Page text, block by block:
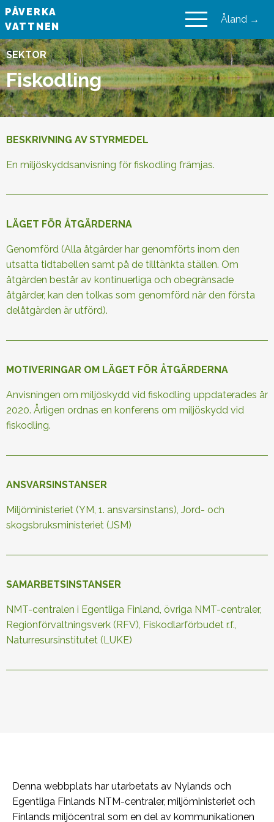
PÅVERKA
VATTNEN
Åland →
SEKTOR
Fiskodling
BESKRIVNING AV STYRMEDEL
En miljöskyddsanvisning för fiskodling främjas.
LÄGET FÖR ÅTGÄRDERNA
Genomförd (Alla åtgärder har genomförts inom den
utsatta tidtabellen samt på de tilltänkta ställen. Om
åtgärden består av kontinuerliga och obegränsade
åtgärder, kan den tolkas som genomförd när den första
delåtgärden är utförd).
MOTIVERINGAR OM LÄGET FÖR ÅTGÄRDERNA
Anvisningen om miljöskydd vid fiskodling uppdaterades år
2020. Årligen ordnas en konferens om miljöskydd vid
fiskodling.
ANSVARSINSTANSER
Miljöministeriet (YM, 1. ansvarsinstans), Jord- och
skogsbruksministeriet (JSM)
SAMARBETSINSTANSER
NMT-centralen i Egentliga Finland, övriga NMT-centraler,
Regionförvaltningsverk (RFV), Fiskodlarförbudet r.f.,
Naturresursinstitutet (LUKE)
Denna webbplats har utarbetats av Nylands och
Egentliga Finlands NTM-centraler, miljöministeriet och
Finlands miljöcentral som en del av kommunikationen